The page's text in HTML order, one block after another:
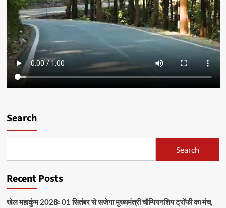
Search
Search
Recent Posts
खेल महाकुंभ 2026ः 01 सितंबर से सजेगा मुख्यमंत्री चौम्पियनशिप ट्रॉफी का मंच,